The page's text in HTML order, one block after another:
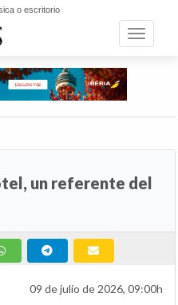
o escritorio
Toggle
un referente del
09 de julio de 2026, 09:00h